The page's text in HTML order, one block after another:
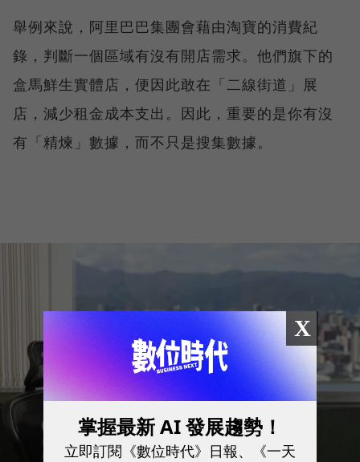
舉例來說，阿里巴巴集團會藉由淘寶的消費紀
錄，判斷一個區域有沒有開店需求。他們旗下的
盒馬鮮生實體店，便因此敢在「二線街道」展
店，減少租金成本支出。因此，重要的是你有沒
有「精煉」數據，而不只是搜集數據。
X
掌握最新 AI 發展趨勢！
立即訂閱《數位時代》日報、《一天